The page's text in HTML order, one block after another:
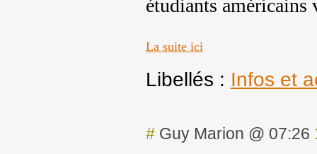
étudiants
La suite ici
Libellés : Infos et
#Guy Marion @ 07:26